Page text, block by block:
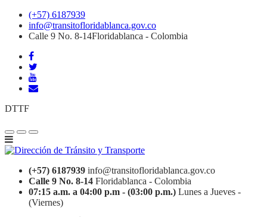
(+57) 6187939
info@transitofloridablanca.gov.co
Calle 9 No. 8-14Floridablanca - Colombia
DTTF
(+57) 6187939 info@transitofloridablanca.gov.co
Calle 9 No. 8-14 Floridablanca - Colombia
07:15 a.m. a 04:00 p.m - (03:00 p.m.) Lunes a Jueves -
(Viernes)